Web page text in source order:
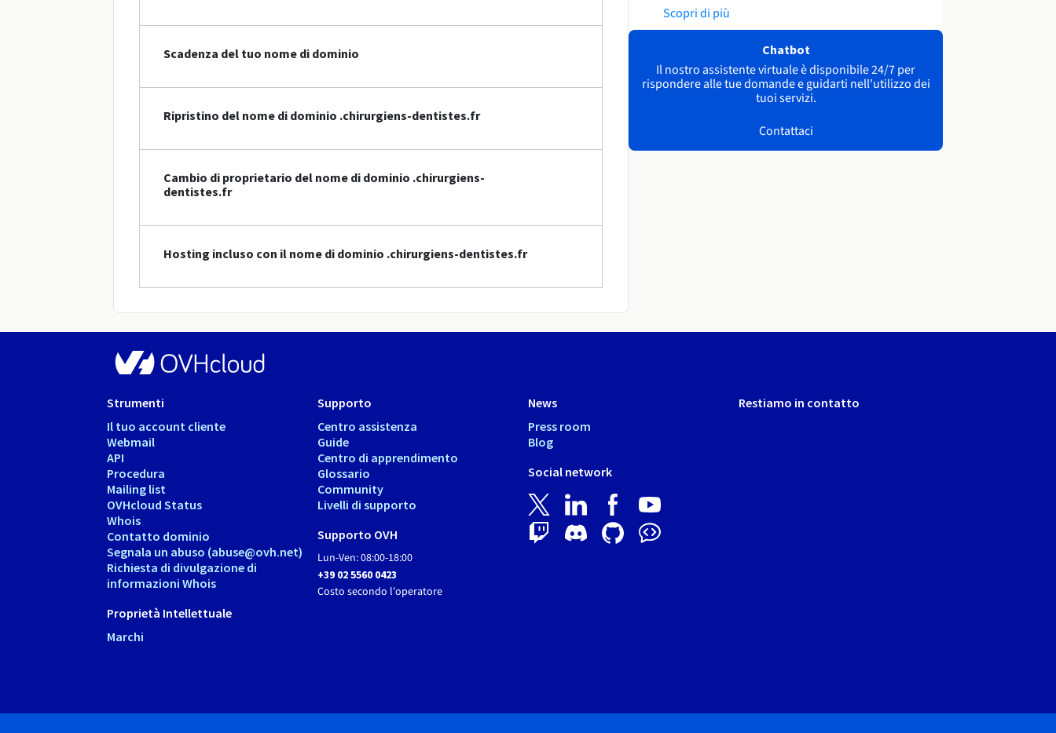
Scadenza del tuo nome di dominio
Ripristino del nome di dominio .chirurgiens-dentistes.fr
Cambio di proprietario del nome di dominio .chirurgiens-
dentistes.fr
Hosting incluso con il nome di dominio .chirurgiens-dentistes.fr
Scopri di più
Chatbot
Il nostro assistente virtuale è disponibile 24/7 per
rispondere alle tue domande e guidarti nell'utilizzo dei
tuoi servizi.
Contattaci
Strumenti
Il tuo account cliente
Webmail
API
Procedura
Mailing list
OVHcloud Status
Whois
Contatto dominio
Segnala un abuso (abuse@ovh.net)
Richiesta di divulgazione di
informazioni Whois
Proprietà Intellettuale
Marchi
Supporto
Centro assistenza
Guide
Centro di apprendimento
Glossario
Community
Livelli di supporto
Supporto OVH
Lun-Ven: 08:00-18:00
+39 02 5560 0423
Costo secondo l'operatore
News
Press room
Blog
Social network
Restiamo in contatto